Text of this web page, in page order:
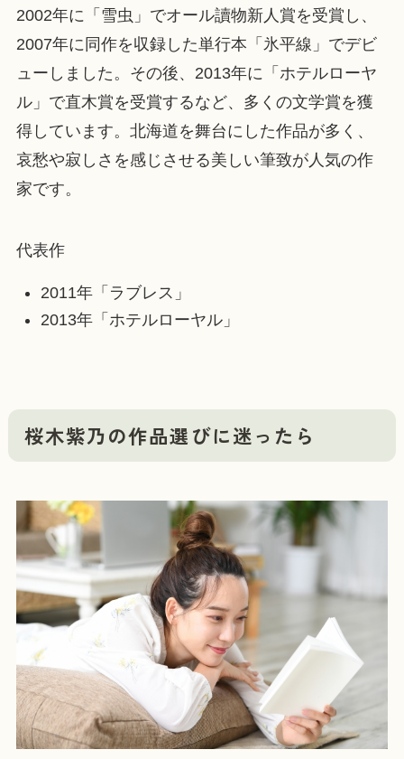
2002年に「雪虫」でオール讀物新人賞を受賞し、
2007年に同作を収録した単行本「氷平線」でデビ
ューしました。その後、2013年に「ホテルローヤ
ル」で直木賞を受賞するなど、多くの文学賞を獲
得しています。北海道を舞台にした作品が多く、
哀愁や寂しさを感じさせる美しい筆致が人気の作
家です。
代表作
2011年「ラブレス」
2013年「ホテルローヤル」
桜木紫乃の作品選びに迷ったら